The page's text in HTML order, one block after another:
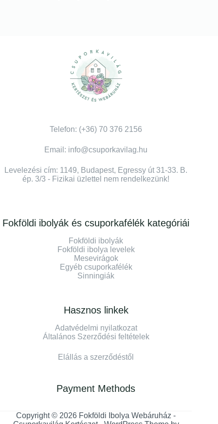
Telefon: (+36) 70 376 2156
Email: info@csuporkavilag.hu
Levelezési cím: 1149, Budapest, Egressy út 31-33. B.
ép. 3/3 - Fizikai üzlettel nem rendelkezünk!
Fokföldi ibolyák és csuporkafélék kategóriái
Fokföldi ibolyák
Fokföldi ibolya levelek
Mesevirágok
Egyéb csuporkafélék
Sinningiák
Hasznos linkek
Adatvédelmi nyilatkozat
Általános Szerződési feltételek
Elállás a szerződéstől
Payment Methods
Copyright © 2026 Fokföldi Ibolya Webáruház -